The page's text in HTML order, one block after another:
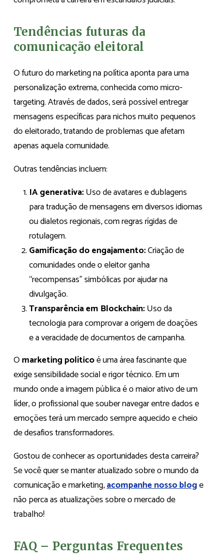
Tendências futuras da
comunicação eleitoral
O futuro do marketing na política aponta para uma
personalização extrema, conhecida como micro-
targeting. Através de dados, será possível entregar
mensagens específicas para nichos muito pequenos
do eleitorado, tratando de problemas que afetam
apenas aquela comunidade.
Outras tendências incluem:
IA generativa:Uso de avatares e dublagens
para tradução de mensagens em diversos idiomas
ou dialetos regionais, com regras rígidas de
rotulagem.
Gamificação do engajamento:Criação de
comunidades onde o eleitor ganha
“recompensas” simbólicas por ajudar na
divulgação.
Transparência em Blockchain:Uso da
tecnologia para comprovar a origem de doações
e a veracidade de documentos de campanha.
O marketing políticoé uma área fascinante que
exige sensibilidade social e rigor técnico. Em um
mundo onde a imagem pública é o maior ativo de um
líder, o profissional que souber navegar entre dados e
emoções terá um mercado sempre aquecido e cheio
de desafios transformadores.
Gostou de conhecer as oportunidades desta carreira?
Se você quer se manter atualizado sobre o mundo da
comunicação e marketing,acompanhe nosso bloge
não perca as atualizações sobre o mercado de
trabalho!
FAQ – Perguntas Frequentes